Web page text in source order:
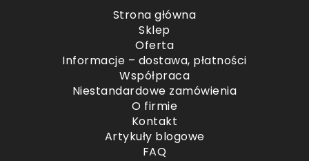
Strona główna
Sklep
Oferta
Informacje – dostawa, płatności
Współpraca
Niestandardowe zamówienia
O firmie
Kontakt
Artykuły blogowe
FAQ